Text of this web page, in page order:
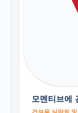
모멘티브에